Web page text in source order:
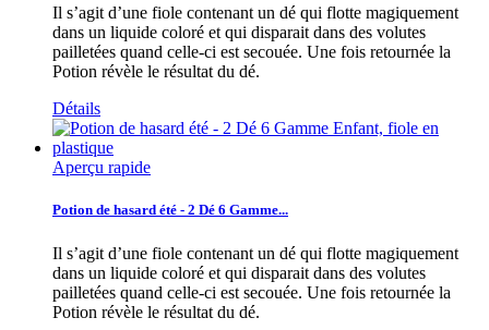
Il s’agit d’une fiole contenant un dé qui flotte magiquement
dans un liquide coloré et qui disparait dans des volutes
pailletées quand celle-ci est secouée. Une fois retournée la
Potion révèle le résultat du dé.
Détails
Aperçu rapide
Potion de hasard été - 2 Dé 6 Gamme...
Il s’agit d’une fiole contenant un dé qui flotte magiquement
dans un liquide coloré et qui disparait dans des volutes
pailletées quand celle-ci est secouée. Une fois retournée la
Potion révèle le résultat du dé.